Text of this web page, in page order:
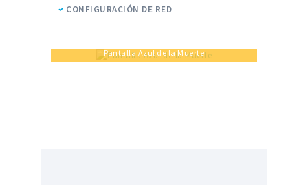
CONFIGURACIÓN DE RED
Pantalla Azul de la Muerte